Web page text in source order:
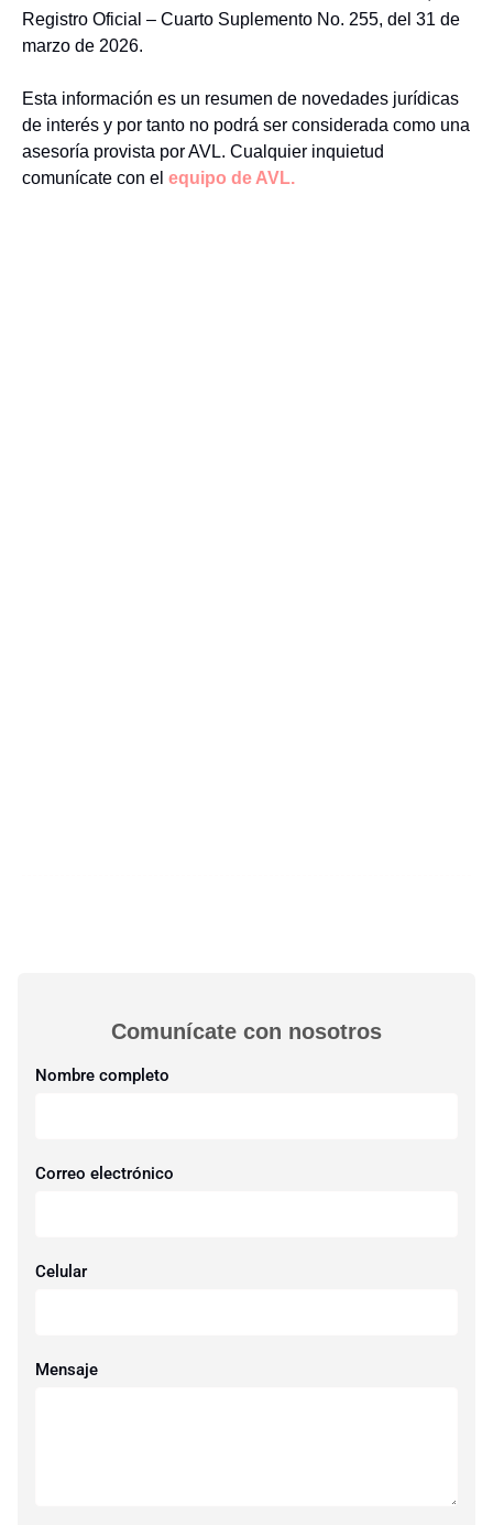
Registro Oficial – Cuarto Suplemento No. 255, del 31 de
marzo de 2026.
Esta información es un resumen de novedades jurídicas
de interés y por tanto no podrá ser considerada como una
asesoría provista por AVL. Cualquier inquietud
comunícate con el equipo de AVL.
Comunícate con nosotros​
Nombre completo
Correo electrónico
Celular
Mensaje